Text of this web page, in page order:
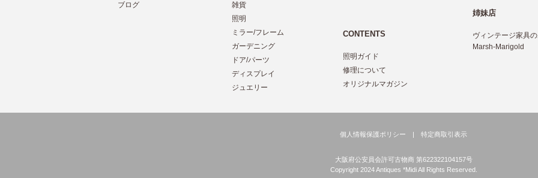
ブログ
雑貨
照明
ミラー/フレーム
ガーデニング
ドア/パーツ
ディスプレイ
ジュエリー
CONTENTS
照明ガイド
修理について
オリジナルマガジン
姉妹店
ヴィンテージ家具
Marsh-Marigold
個人情報保護ポリシー | 特定商取引表示
大阪府公安員会許可古物商 第622322104157号
Copyright 2024 Antiques *Midi All Rights Reserved.